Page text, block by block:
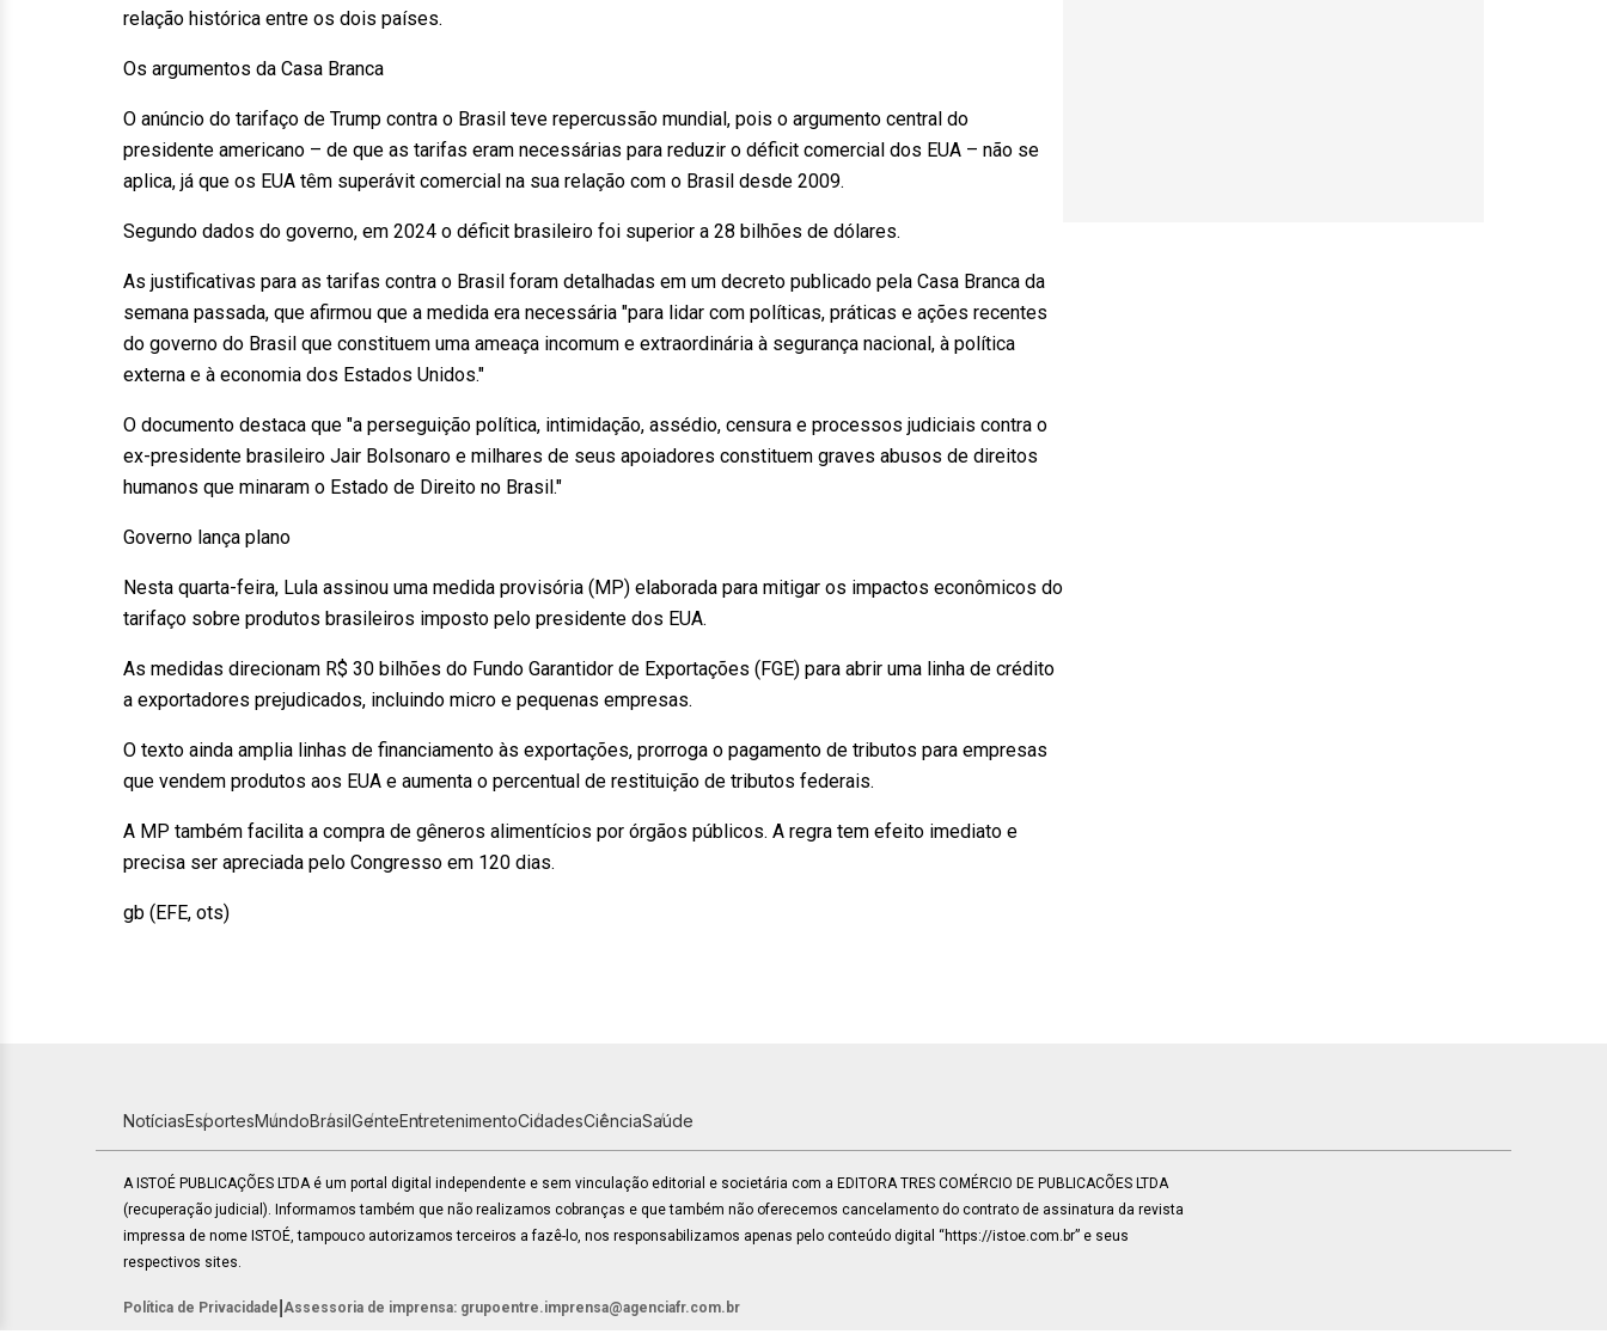
relação histórica entre os dois países.
Os argumentos da Casa Branca
O anúncio do tarifaço de Trump contra o Brasil teve repercussão mundial, pois o argumento central do
presidente americano – de que as tarifas eram necessárias para reduzir o déficit comercial dos EUA – não se
aplica, já que os EUA têm superávit comercial na sua relação com o Brasil desde 2009.
Segundo dados do governo, em 2024 o déficit brasileiro foi superior a 28 bilhões de dólares.
As justificativas para as tarifas contra o Brasil foram detalhadas em um decreto publicado pela Casa Branca da
semana passada, que afirmou que a medida era necessária "para lidar com políticas, práticas e ações recentes
do governo do Brasil que constituem uma ameaça incomum e extraordinária à segurança nacional, à política
externa e à economia dos Estados Unidos."
O documento destaca que "a perseguição política, intimidação, assédio, censura e processos judiciais contra o
ex-presidente brasileiro Jair Bolsonaro e milhares de seus apoiadores constituem graves abusos de direitos
humanos que minaram o Estado de Direito no Brasil."
Governo lança plano
Nesta quarta-feira, Lula assinou uma medida provisória (MP) elaborada para mitigar os impactos econômicos do
tarifaço sobre produtos brasileiros imposto pelo presidente dos EUA.
As medidas direcionam R$ 30 bilhões do Fundo Garantidor de Exportações (FGE) para abrir uma linha de crédito
a exportadores prejudicados, incluindo micro e pequenas empresas.
O texto ainda amplia linhas de financiamento às exportações, prorroga o pagamento de tributos para empresas
que vendem produtos aos EUA e aumenta o percentual de restituição de tributos federais.
A MP também facilita a compra de gêneros alimentícios por órgãos públicos. A regra tem efeito imediato e
precisa ser apreciada pelo Congresso em 120 dias.
gb (EFE, ots)
NotíciasEsportesMundoBrasilGenteEntretenimentoCidadesCiênciaSaúde
A ISTOÉ PUBLICAÇÕES LTDA é um portal digital independente e sem vinculação editorial e societária com a EDITORA TRES COMÉRCIO DE PUBLICACÕES LTDA
(recuperação judicial). Informamos também que não realizamos cobranças e que também não oferecemos cancelamento do contrato de assinatura da revista
impressa de nome ISTOÉ, tampouco autorizamos terceiros a fazê-lo, nos responsabilizamos apenas pelo conteúdo digital “https://istoe.com.br” e seus
respectivos sites.
Política de Privacidade Assessoria de imprensa: grupoentre.imprensa@agenciafr.com.br